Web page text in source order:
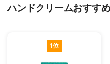
ハンドクリームおすす
1位